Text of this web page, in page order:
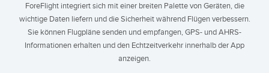
ForeFlight integriert sich mit einer breiten Palette von Geräten, die
wichtige Daten liefern und die Sicherheit während Flügen verbessern.
Sie können Flugpläne senden und empfangen, GPS- und AHRS-
Informationen erhalten und den Echtzeitverkehr innerhalb der App
anzeigen.